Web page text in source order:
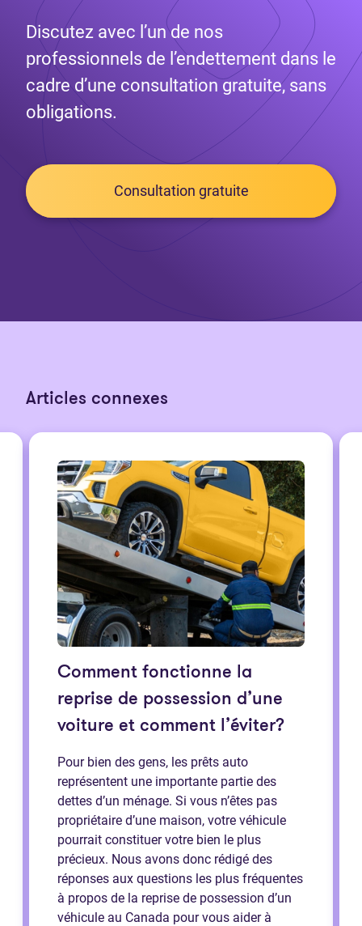
Discutez avec l’un de nos
professionnels de l’endettement dans le
cadre d’une consultation gratuite, sans
obligations.
Consultation gratuite
Articles connexes
Comment fonctionne la
reprise de possession d’une
voiture et comment l’éviter?
Pour bien des gens, les prêts auto
représentent une importante partie des
dettes d’un ménage. Si vous n’êtes pas
propriétaire d’une maison, votre véhicule
pourrait constituer votre bien le plus
précieux. Nous avons donc rédigé des
réponses aux questions les plus fréquentes
à propos de la reprise de possession d’un
véhicule au Canada pour vous aider à